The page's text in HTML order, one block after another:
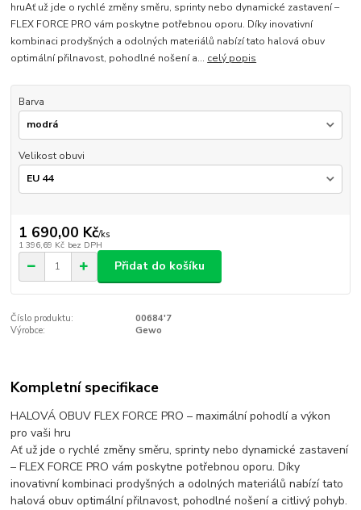
hruAť už jde o rychlé změny směru, sprinty nebo dynamické zastavení –
FLEX FORCE PRO vám poskytne potřebnou oporu. Díky inovativní
kombinaci prodyšných a odolných materiálů nabízí tato halová obuv
optimální přilnavost, pohodlné nošení a... celý popis
Barva
Velikost obuvi
1 690,00 Kč/ks
1 396,69 Kč bez DPH
Přidat do košíku
Číslo produktu:
00684'7
Výrobce:
Gewo
Kompletní specifikace
HALOVÁ OBUV FLEX FORCE PRO – maximální pohodlí a výkon
pro vaši hru
Ať už jde o rychlé změny směru, sprinty nebo dynamické zastavení
– FLEX FORCE PRO vám poskytne potřebnou oporu. Díky
inovativní kombinaci prodyšných a odolných materiálů nabízí tato
halová obuv optimální přilnavost, pohodlné nošení a citlivý pohyb.